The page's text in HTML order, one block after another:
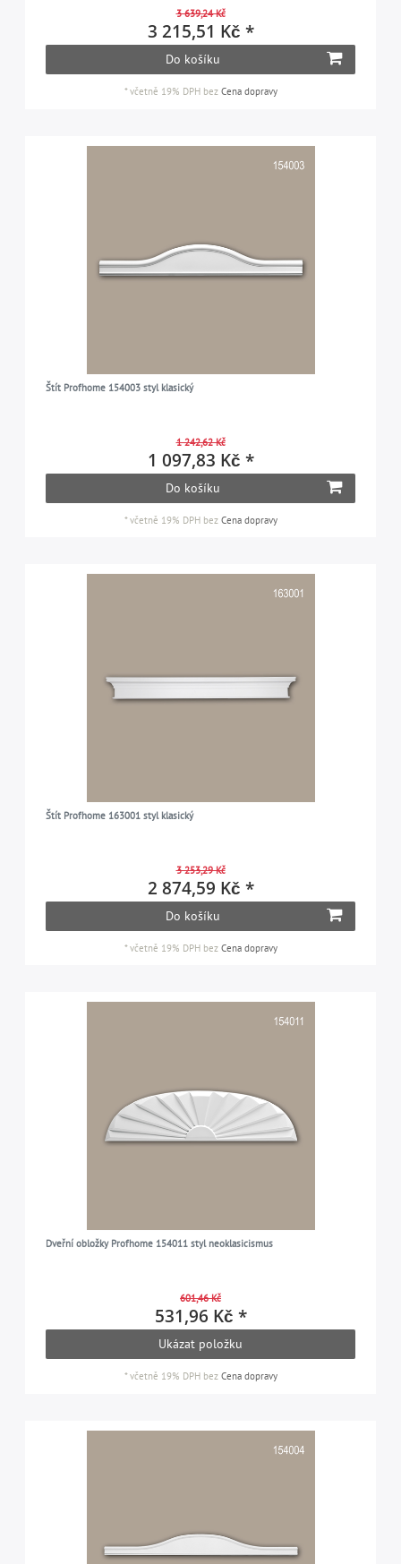
3 639,24 Kč
3 215,51 Kč *
Do košíku
*včetně 19% DPHbez Cena dopravy
Štít Profhome 154003 styl klasický
1 242,62 Kč
1 097,83 Kč *
Do košíku
*včetně 19% DPHbez Cena dopravy
Štít Profhome 163001 styl klasický
3 253,29 Kč
2 874,59 Kč *
Do košíku
*včetně 19% DPHbez Cena dopravy
Dveřní obložky Profhome 154011 styl neoklasicismus
601,46 Kč
531,96 Kč *
Ukázat položku
*včetně 19% DPHbez Cena dopravy